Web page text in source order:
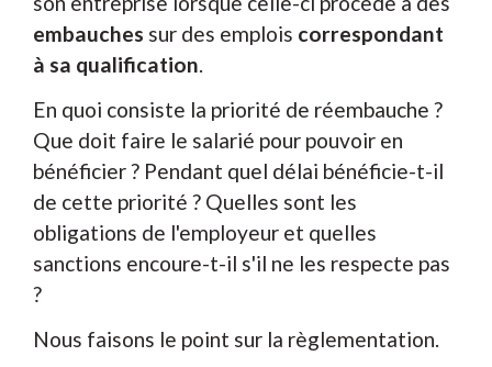
embauches sur des emplois correspondant
à sa qualification
En quoi consiste la priorité de réembauche ?
Que doit faire le salarié pour pouvoir en
bénéficier ? Pendant quel délai bénéficie-t-il
de cette priorité ? Quelles sont les
obligations de l'employeur et quelles
sanctions encoure-t-il s'il ne les respecte pas
?
Nous faisons le point sur la règlementation.